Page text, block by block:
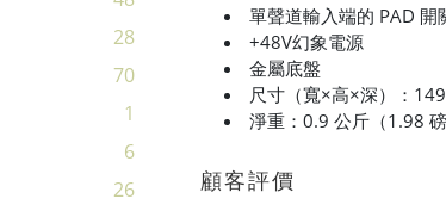
28
70
1
6
26
單聲道輸入端的 PAD 開
+48V幻象電源
金屬底盤
尺寸（寬×高×深）：
淨重：0.9 公斤（1.98 磅
顧客評價